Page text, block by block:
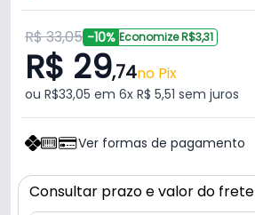
R$ 33,05 -10% Economize R$3,31
R$ 29,74no Pix
ou R$33,05 em 6x R$ 5,51 sem juros
Ver formas de pagamento
Consultar prazo e valor do frete